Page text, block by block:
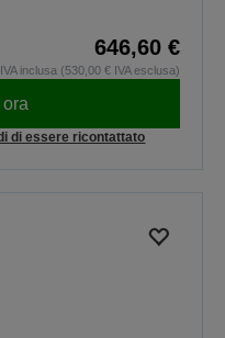
646,60 €
IVA inclusa (530,00 € IVA esclusa)
di essere ricontattato